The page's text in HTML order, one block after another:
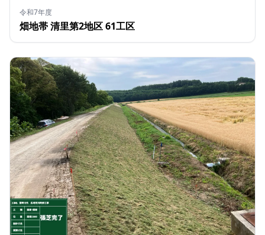
令和7年度
畑地帯 清里第2地区 61工区